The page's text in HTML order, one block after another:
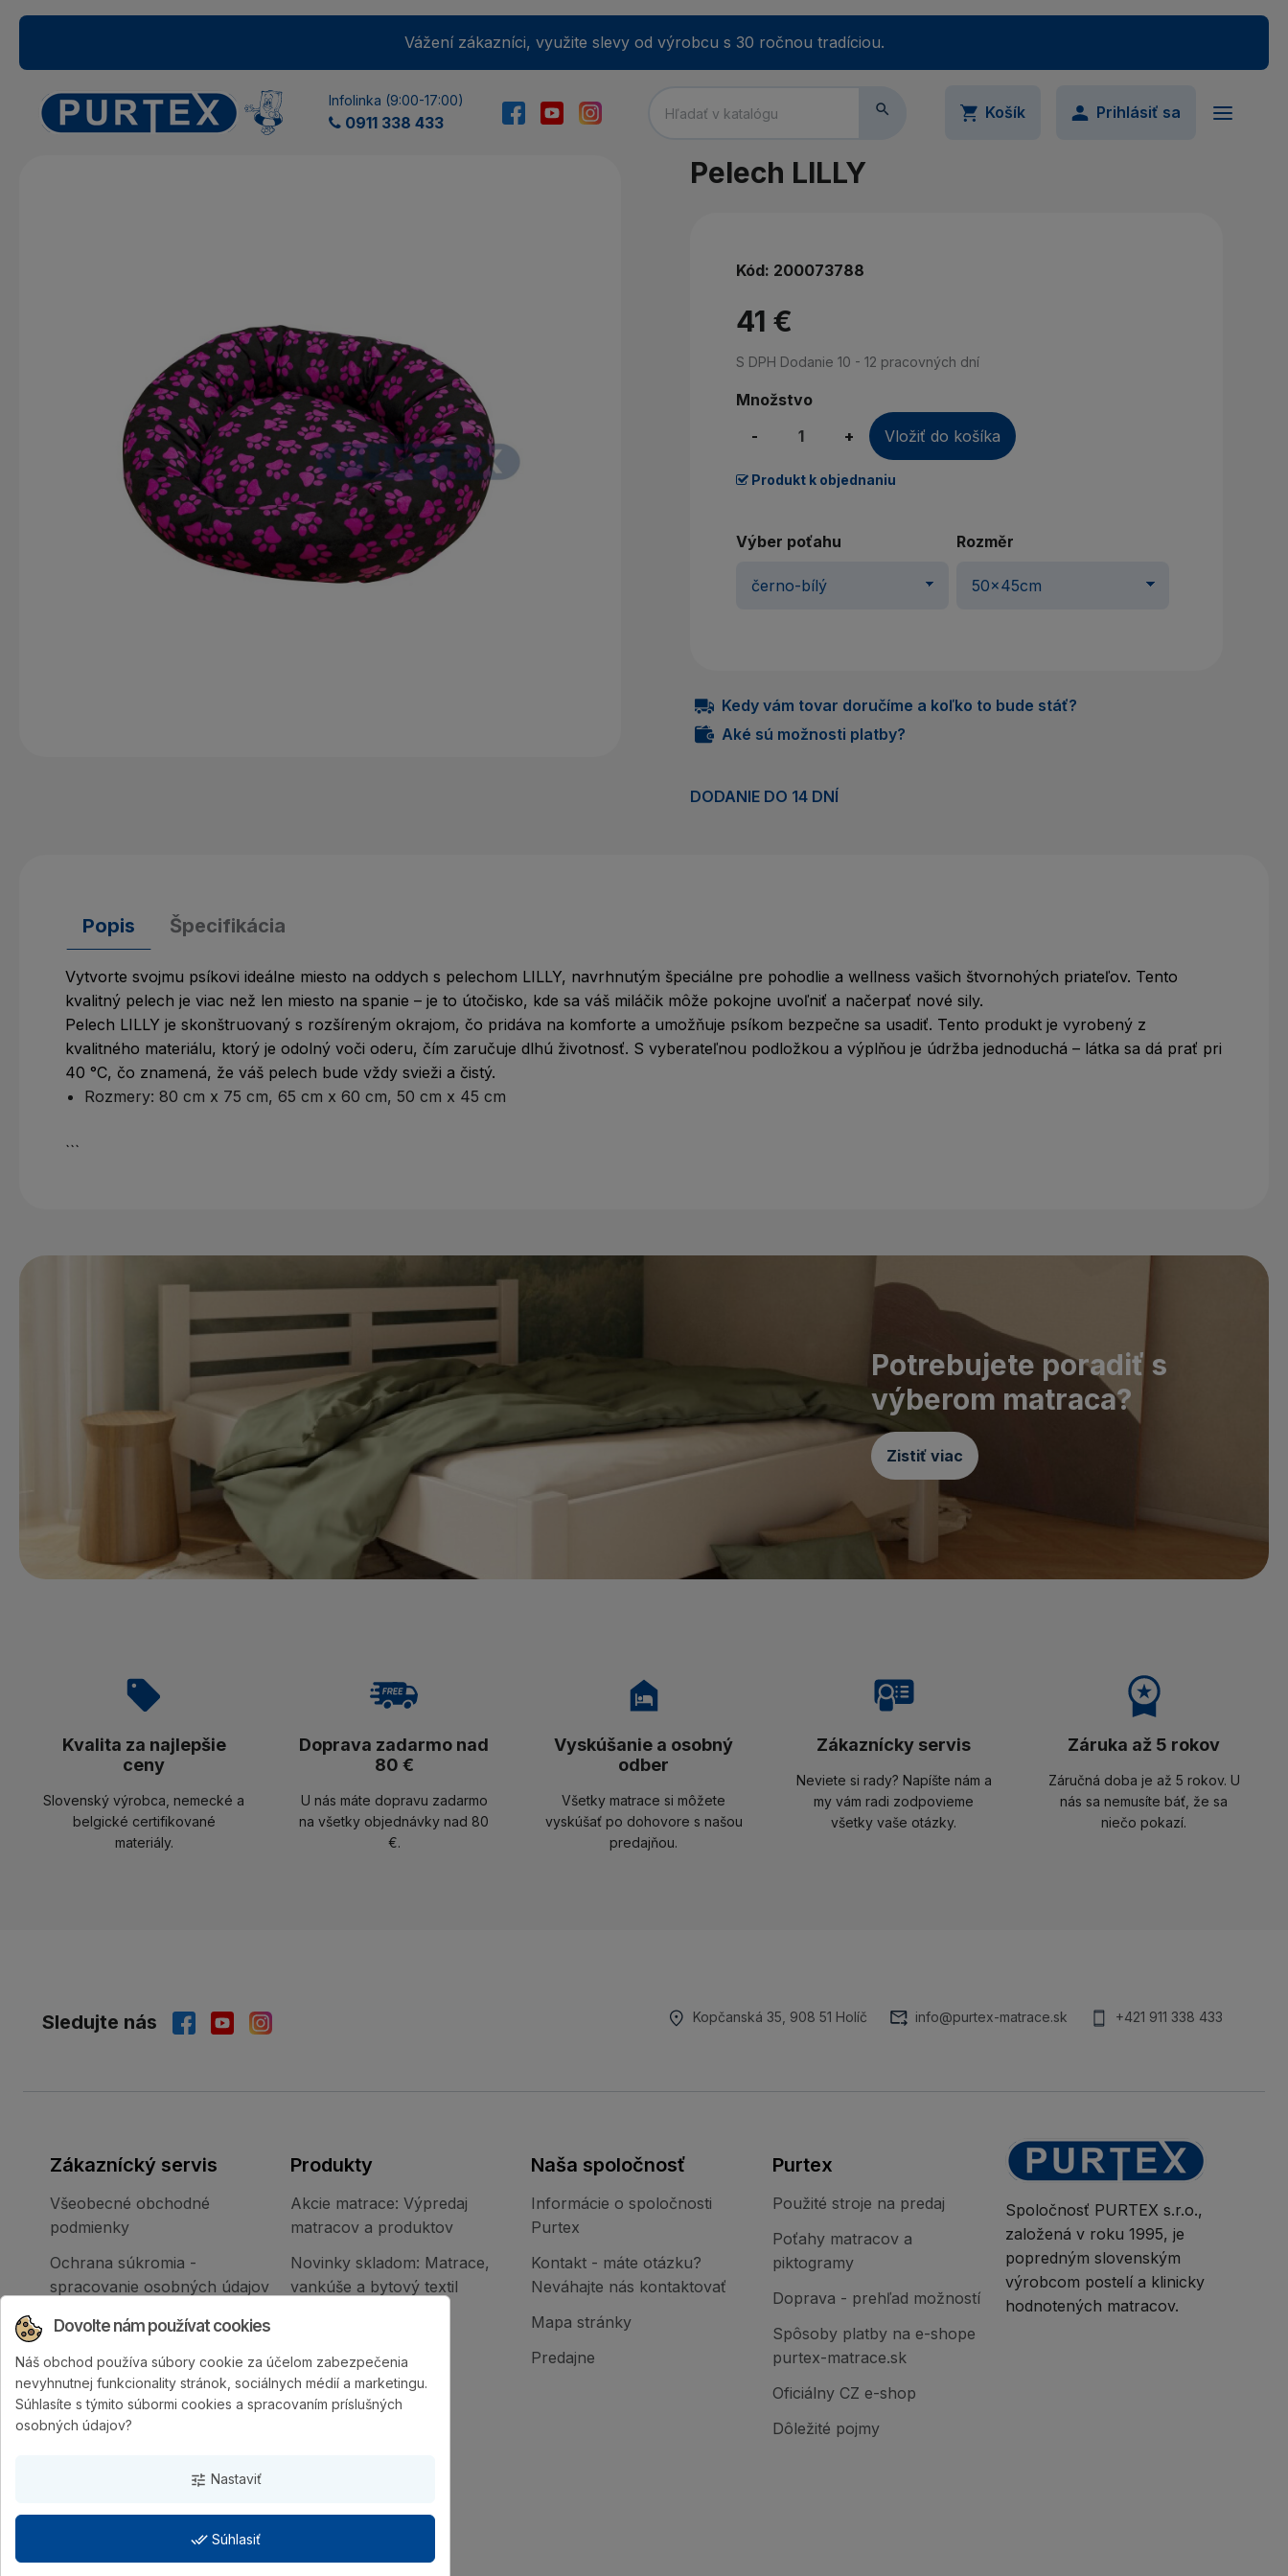
Vážení zákazníci, využite slevy od výrobcu s 30 ročnou tradíciou.
Infolinka (9:00-17:00)
0911 338 433
 Košík Prihlásiť sa
Zabudli ste svoje heslo?
Nemáte účet? Vytvorte si ho
Prihlásiť sa
Pelech LILLY
Kód: 200073788
41 €
S DPH Dodanie 10 - 12 pracovných dní
Množstvo
-
+ Vložiť do košíka
Produkt k objednaniu
Výber poťahu Rozměr
Kedy vám tovar doručíme a koľko to bude stáť?
Aké sú možnosti platby?
DODANIE DO 14 DNÍ
Popis Špecifikácia
Vytvorte svojmu psíkovi ideálne miesto na oddych s pelechom LILLY, navrhnutým špeciálne pre pohodlie a wellness vašich štvornohých priateľov. Tento
kvalitný pelech je viac než len miesto na spanie – je to útočisko, kde sa váš miláčik môže pokojne uvoľniť a načerpať nové sily.
Pelech LILLY je skonštruovaný s rozšíreným okrajom, čo pridáva na komforte a umožňuje psíkom bezpečne sa usadiť. Tento produkt je vyrobený z
kvalitného materiálu, ktorý je odolný voči oderu, čím zaručuje dlhú životnosť. S vyberateľnou podložkou a výplňou je údržba jednoduchá – látka sa dá prať pri
40 °C, čo znamená, že váš pelech bude vždy svieži a čistý.
Rozmery: 80 cm x 75 cm, 65 cm x 60 cm, 50 cm x 45 cm
```
Potrebujete poradiť s
výberom matraca?
Zistiť viac
Kvalita za najlepšie
ceny
Slovenský výrobca, nemecké a
belgické certifikované
materiály.
Doprava zadarmo nad
80 €
U nás máte dopravu zadarmo
na všetky objednávky nad 80
€.
Vyskúšanie a osobný
odber
Všetky matrace si môžete
vyskúšať po dohovore s našou
predajňou.
Zákaznícky servis
Neviete si rady? Napíšte nám a
my vám radi zodpovieme
všetky vaše otázky.
Záruka až 5 rokov
Záručná doba je až 5 rokov. U
nás sa nemusíte báť, že sa
niečo pokazí.
Sledujte nás Kopčanská 35, 908 51 Holíč info@purtex-matrace.sk +421 911 338 433
Zákaznícký servis
Všeobecné obchodné
podmienky
Ochrana súkromia -
spracovanie osobných údajov
Reklamačný poriadok
Produkty
Akcie matrace: Výpredaj
matracov a produktov
Novinky skladom: Matrace,
vankúše a bytový textil
Naša spoločnosť
Informácie o spoločnosti
Purtex
Kontakt - máte otázku?
Neváhajte nás kontaktovať
Mapa stránky
Predajne
Purtex
Použité stroje na predaj
Poťahy matracov a
piktogramy
Doprava - prehľad možností
Spôsoby platby na e-shope
purtex-matrace.sk
Oficiálny CZ e-shop
Dôležité pojmy
Spoločnosť PURTEX s.r.o.,
založená v roku 1995, je
popredným slovenským
výrobcom postelí a klinicky
hodnotených matracov.
Dovolte nám používat cookies
Náš obchod používa súbory cookie za účelom zabezpečenia
nevyhnutnej funkcionality stránok, sociálnych médií a marketingu.
Súhlasíte s týmito súbormi cookies a spracovaním príslušných
osobných údajov?
tune Nastaviť
done_all Súhlasiť